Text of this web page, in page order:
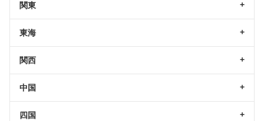
関東
東海
関西
中国
四国